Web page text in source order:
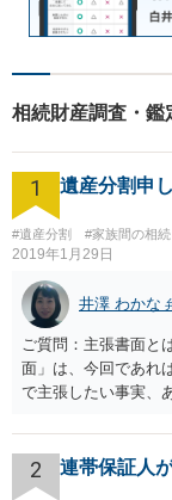
相続財産調査・
1 遺産分割申
#遺産分割 #家族間の相
2019年1月29日
井澤 わかな
ご質問：主張書面と
面」は、今回であれ
で主張したい事実、
ります。 もし、主
資料を持っている
し、お姉さんに見
2 連帯保証人